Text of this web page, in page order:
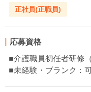
正社員(正職員)
応募資格
■介護職員初任者研修
■未経験・ブランク：